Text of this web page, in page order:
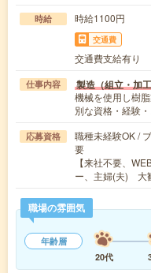
時給 時給1100円
交通費
交通費支給有り
仕事内容 製造（組立・加
機械を使用し樹
別な資格・経験
応募資格
職種未経験OK /
要
【来社不要、
ー、主婦(夫) 大
職場の雰囲気
年齢層
20代